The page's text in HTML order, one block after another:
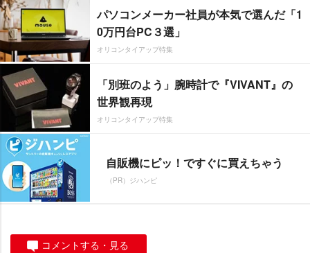
パソコンメーカー社員が本気で選んだ「1
0万円台PC３選」
オリコンタイアップ特集
「別班のよう」腕時計で『VIVANT』の
世界観再現
オリコンタイアップ特集
自販機にピッ！ですぐに買えちゃう
（PR）ジハンピ
コメントする・見る